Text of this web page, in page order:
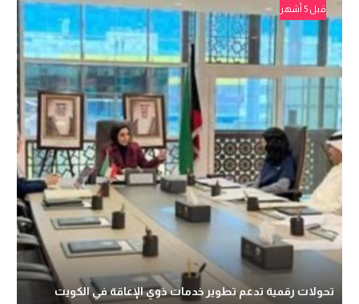
قبل 5 أشهر
تحولات رقمية تدعم تطوير خدمات ذوي الإعاقة في الكويت